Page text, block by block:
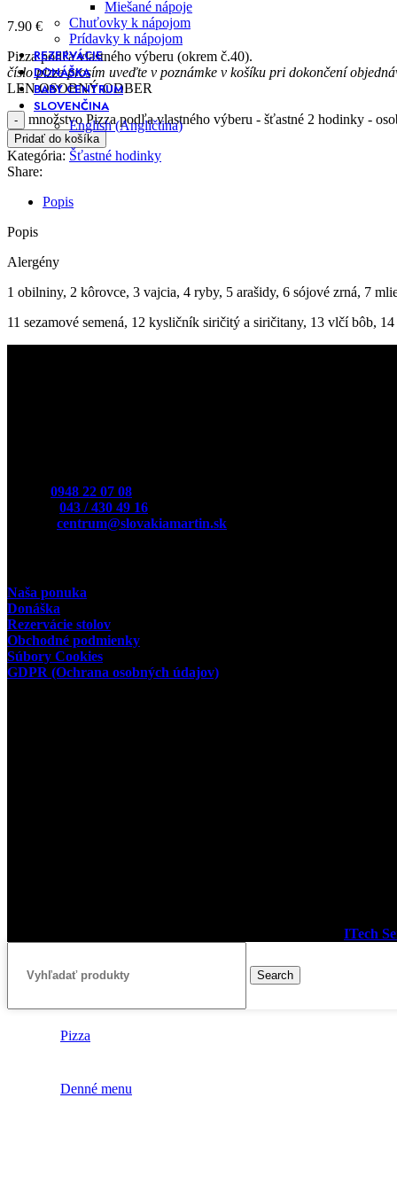
Miešané nápoje
Chuťovky k nápojom
Prídavky k nápojom
REZERVÁCIE
DONÁŠKA
BABY CENTRUM
SLOVENČINA
English(Angličtina)
7.90 €
Pizza podľa vlastného výberu (okrem č.40).
číslo pizze prosím uveďte v poznámke v košíku pri dokončení
LEN OSOBNÝ ODBER
množstvo Pizza podľa vlastného výberu - šťastné 2 hodinky -
Pridať do košíka
Kategória: Šťastné hodinky
Share:
Popis
Popis
Alergény
1 obilniny, 2 kôrovce, 3 vajcia, 4 ryby, 5 arašidy, 6 sójové zrná, 7
11 sezamové semená, 12 kysličník siričitý a siričitany, 13 vlčí bôb,
0948 22 07 08
043 / 430 49 16
centrum@slovakiamartin.sk
Naša ponuka
Donáška
Rezervácie stolov
Obchodné podmienky
Súbory Cookies
GDPR (Ochrana osobných údajov)
ITech
Search
Pizza
Denné menu